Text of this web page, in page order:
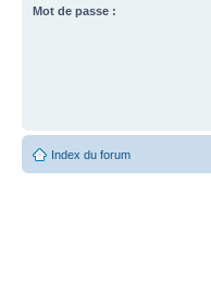
Mot de passe :
Index du forum